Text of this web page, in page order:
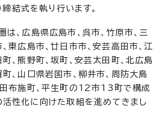
結式を執り行います。
、広島県広島市、呉市、竹原市、三
東広島市、廿日市市、安芸高田市、江
、熊野町、坂町、安芸太田町、北広島
町、山口県岩国市、柳井市、周防大島
田布施町、平生町の12市13町で構成
活性化に向けた取組を進めてきまし